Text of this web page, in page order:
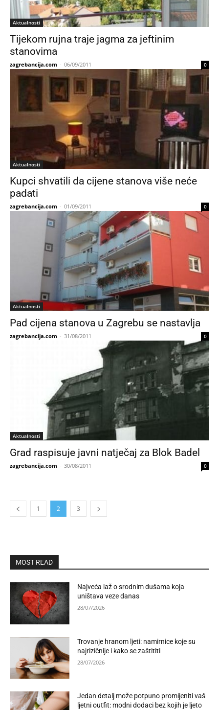
Aktualnosti
Tijekom rujna traje jagma za jeftinim
stanovima
zagrebancija.com - 06/09/2011 0
Aktualnosti
Kupci shvatili da cijene stanova više neće
padati
zagrebancija.com - 01/09/2011 0
Aktualnosti
Pad cijena stanova u Zagrebu se nastavlja
zagrebancija.com - 31/08/2011 0
Aktualnosti
Grad raspisuje javni natječaj za Blok Badel
zagrebancija.com - 30/08/2011 0
1 2 3
MOST READ
Najveća laž o srodnim dušama koja
uništava veze danas
28/07/2026
Trovanje hranom ljeti: namirnice koje su
najrizičnije i kako se zaštititi
28/07/2026
Jedan detalj može potpuno promijeniti vaš
ljetni outfit: modni dodaci bez kojih je ljeto